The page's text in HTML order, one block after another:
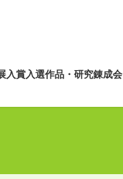
入賞入選作品・研究錬成会